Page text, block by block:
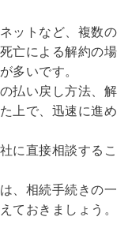
ットなど、複数の
亡による解約の場
多いです。
払い戻し方法、解
上で、迅速に進め
に直接相談するこ
、相続手続きの一
ておきましょう。